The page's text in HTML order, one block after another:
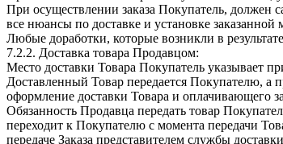
При осуществлении заказа Покупатель, должен
все нюансы по доставке и установке
Любые доработки, которые возникли в
7.2.2. Доставка товара Продавцом:
Место доставки Товара Покупатель указывает
Доставленный Товар передается Покупателю,
оформление доставки Товара и оплачивающего
Обязанность Продавца передать товар
переходит к Покупателю с момента передачи
передаче Заказа представителем службы